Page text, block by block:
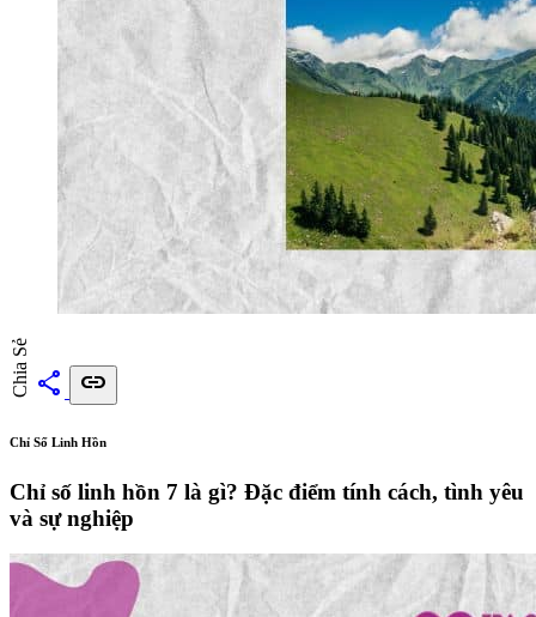
Chia Sẻ share link
Chỉ Số Linh Hồn
Chỉ số linh hồn 7 là gì? Đặc điểm tính cách, tình yêu
và sự nghiệp